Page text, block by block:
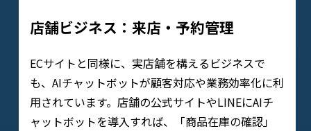
店舗ビジネス：来店・予約管理
ECサイトと同様に、実店舗を構えるビジネスで
も、AIチャットボットが顧客対応や業務効率化に利
用されています。店舗の公式サイトやLINEにAIチ
ャットボットを導入すれば、「商品在庫の確認」